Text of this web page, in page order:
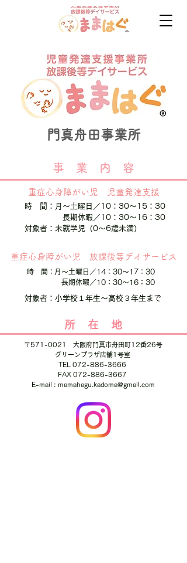
門真舟田事業所
​事 業 内 容
重症心身障がい児 児童発達支援
時 間：
対象者：
月～土曜日／10：30～15：30
長期休暇／10：30～16：30
​未就学児（0～6歳未満）
重症心身障がい児 放課後等デイサービス
時 間： 月～土曜日／14：30～17：30
長期休暇／10 ：30～16：30
対象者： 小学校１年生～高校３年生まで
​所 在 地
〒571-0021 大阪府門真市舟田町12番26号
グリーンプラザ店舗1号室
TEL 072-886-3666
FAX 072-886-3667
​E-mail : mamahagu.kadoma@gmail.com